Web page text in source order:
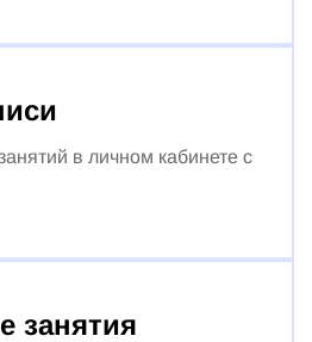
в личном кабинете с
занятия